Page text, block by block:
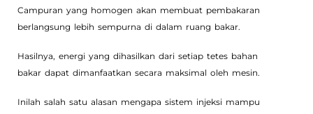
Campuran yang homogen akan membuat pembakaran
berlangsung lebih sempurna di dalam ruang bakar.
Hasilnya, energi yang dihasilkan dari setiap tetes bahan
bakar dapat dimanfaatkan secara maksimal oleh mesin.
Inilah salah satu alasan mengapa sistem injeksi mampu